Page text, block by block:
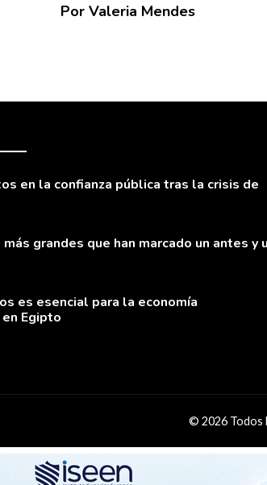
Por Valeria Mendes
en la confianza pública tras la crisis de
grandes que han marcado un antes y
es esencial para la economía
Egipto
© 2026 Todos